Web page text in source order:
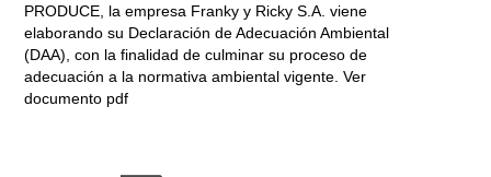
PRODUCE, la empresa Franky y Ricky S.A. viene
elaborando su Declaración de Adecuación Ambiental
(DAA), con la finalidad de culminar su proceso de
adecuación a la normativa ambiental vigente.Ver
documento pdf